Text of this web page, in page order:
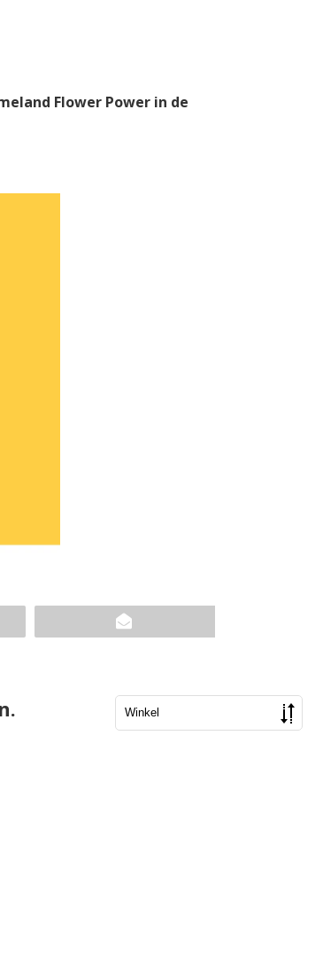
Flower Power in de